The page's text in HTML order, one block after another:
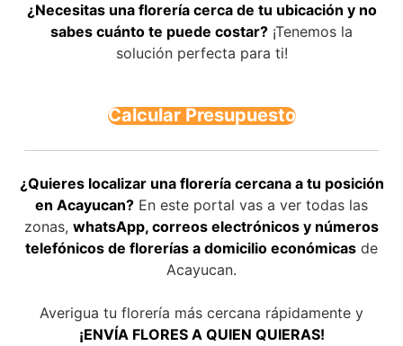
¿Necesitas una florería cerca de tu ubicación y no
sabes cuánto te puede costar? ¡Tenemos la
solución perfecta para ti!
Calcular Presupuesto
¿Quieres localizar una florería cercana a tu posición
en Acayucan? En este portal vas a ver todas las
zonas, whatsApp, correos electrónicos y números
telefónicos de florerías a domicilio económicas de
Acayucan.
Averigua tu florería más cercana rápidamente y
¡ENVÍA FLORES A QUIEN QUIERAS!